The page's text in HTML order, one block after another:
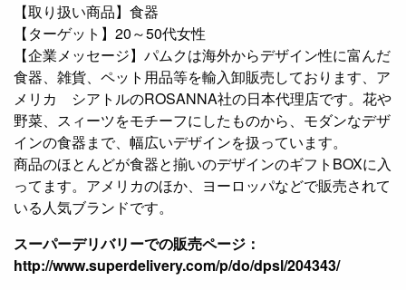
【取り扱い商品】食器
【ターゲット】20～50代女性
【企業メッセージ】パムクは海外からデザイン性に富んだ
食器、雑貨、ペット用品等を輸入卸販売しております、ア
メリカ シアトルのROSANNA社の日本代理店です。花や
野菜、スィーツをモチーフにしたものから、モダンなデザ
インの食器まで、幅広いデザインを扱っています。
商品のほとんどが食器と揃いのデザインのギフトBOXに入
ってます。アメリカのほか、ヨーロッパなどで販売されて
いる人気ブランドです。
スーパーデリバリーでの販売ページ：
http://www.superdelivery.com/p/do/dpsl/204343/